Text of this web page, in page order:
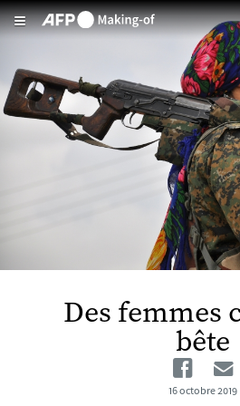
Aller au contenu principal
Des femmes
bête
16 octobre 2019